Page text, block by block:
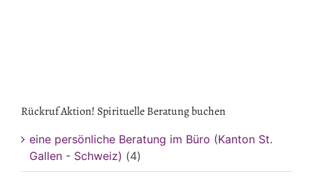
Rückruf Aktion! Spirituelle Beratung buchen
eine persönliche Beratung im Büro (Kanton St.
Gallen - Schweiz) (4)